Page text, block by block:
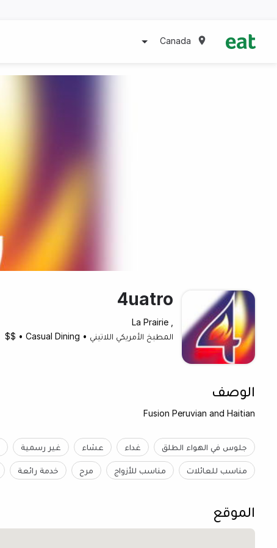
Canada
4uatro
, La Prairie
المطبخ الأمريكي اللاتيني •
Casual Dining
•
$$
الوصف
Fusion Peruvian and Haitian
جلوس في الهواء الطلق غداء عشاء غير رسمية
مناسب للعائلات مناسب للأزواج مرح خدمة رائعة
الموقع